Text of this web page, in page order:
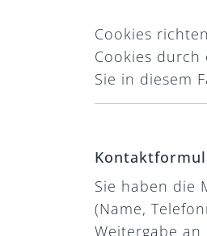
Cookies
Cookies
Sie in diesem
Sie haben die
(Name,
Weitergabe